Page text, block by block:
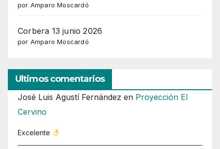
por Amparo Moscardó
Corbera 13 junio 2026
por Amparo Moscardó
Ultimos comentarios
José Luis Agustí Fernández en Proyección El
Cervino
Excelente